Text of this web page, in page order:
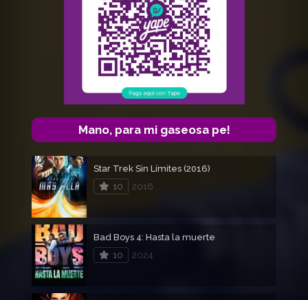
Mano, para mi gaseosa pe!
Star Trek Sin Límites (2016)
10
2016
Bad Boys 4: Hasta la muerte
10
2024